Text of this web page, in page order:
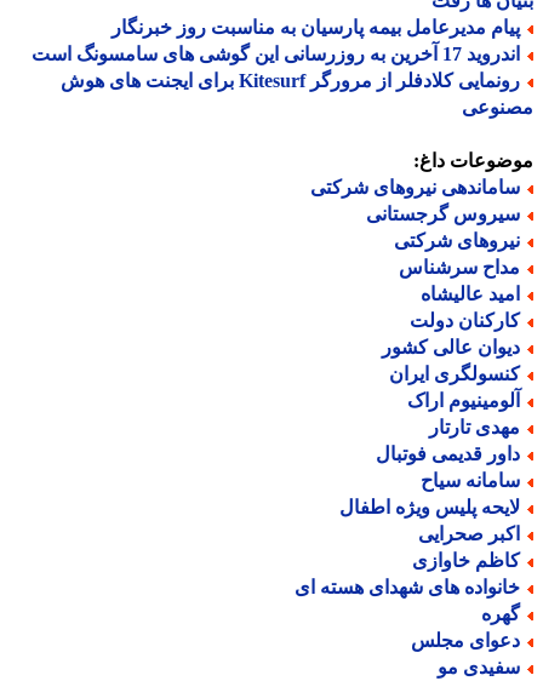
مدیرعامل بیمه پارسیان به مناسبت روز خبرنگار
آخرین به روزرسانی این گوشی های سامسونگ است
رونمایی کلادفلر از مرورگر Kitesurf برای ایجنت های هوش
داغ:
نیروهای شرکتی
گرجستانی
شرکتی
سرشناس
عالیشاه
دولت
عالی کشور
ایران
اراک
تارتار
قدیمی فوتبال
سیاح
پلیس ویژه اطفال
صحرایی
خاوازی
های شهدای هسته ای
مجلس
مو